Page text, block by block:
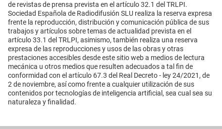
de revistas de prensa prevista en el artículo 32.1 del TRLPI.
Sociedad Española de Radiodifusión SLU realiza la reserva expresa
frente la reproducción, distribución y comunicación pública de sus
trabajos y artículos sobre temas de actualidad prevista en el
artículo 33.1 del TRLPI, asimismo, también realiza una reserva
expresa de las reproducciones y usos de las obras y otras
prestaciones accesibles desde este sitio web a medios de lectura
mecánica u otros medios que resulten adecuados a tal fin de
conformidad con el artículo 67.3 del Real Decreto - ley 24/2021, de
2 de noviembre, así como frente a cualquier utilización de sus
contenidos por tecnologías de inteligencia artificial, sea cual sea su
naturaleza y finalidad.